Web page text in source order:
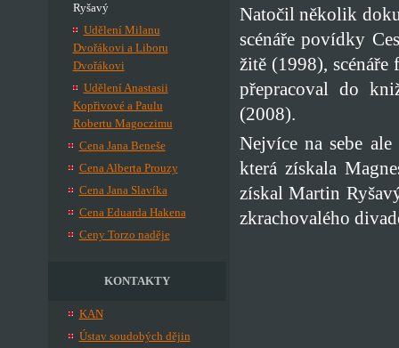
Ryšavý
Udělení Milanu
Dvořákovi a Liboru
Dvořákovi
Udělení Anastasii
Kopřivové a Paulu
Robertu Magoczimu
Cena Jana Beneše
Cena Alberta Prouzy
Cena Jana Slavíka
Cena Eduarda Hakena
Ceny Torzo naděje
KONTAKTY
KAN
Ústav soudobých dějin
Natočil několik
scénáře povídky
žitě (1998),
přepracoval do
(2008).
Nejvíce na sebe
která získala
získal Martin
zkrachovalého